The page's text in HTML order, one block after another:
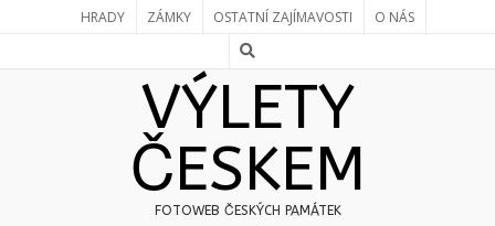
HRADY ZÁMKY OSTATNÍ ZAJÍMAVOSTI O NÁS
VÝLETY
ČESKEM
FOTOWEB ČESKÝCH PAMÁTEK